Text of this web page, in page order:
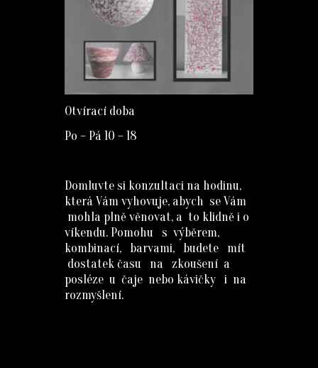
Otvírací doba
Po – Pá 10 – 18
Domluvte si konzultaci na hodinu,
která Vám vyhovuje, abych se Vám
mohla plně věnovat, a to klidně i o
víkendu. Pomohu s výběrem,
kombinací, barvami, budete mít
dostatek času na zkoušení a
posléze u čaje nebo kávičky i na
rozmyšlení.